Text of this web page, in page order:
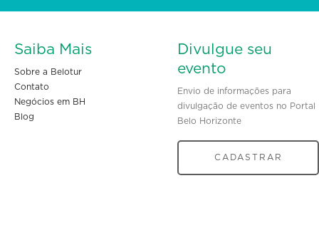
Saiba Mais
Sobre a Belotur
Contato
Negócios em BH
Blog
Divulgue seu
evento
Envio de informações para
divulgação de eventos no Portal
Belo Horizonte
CADASTRAR